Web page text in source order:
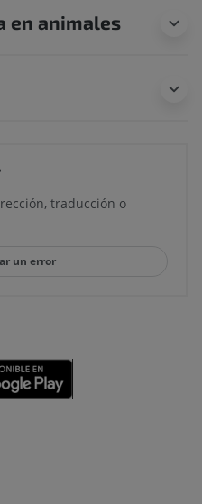
en animales
traducción o
un error